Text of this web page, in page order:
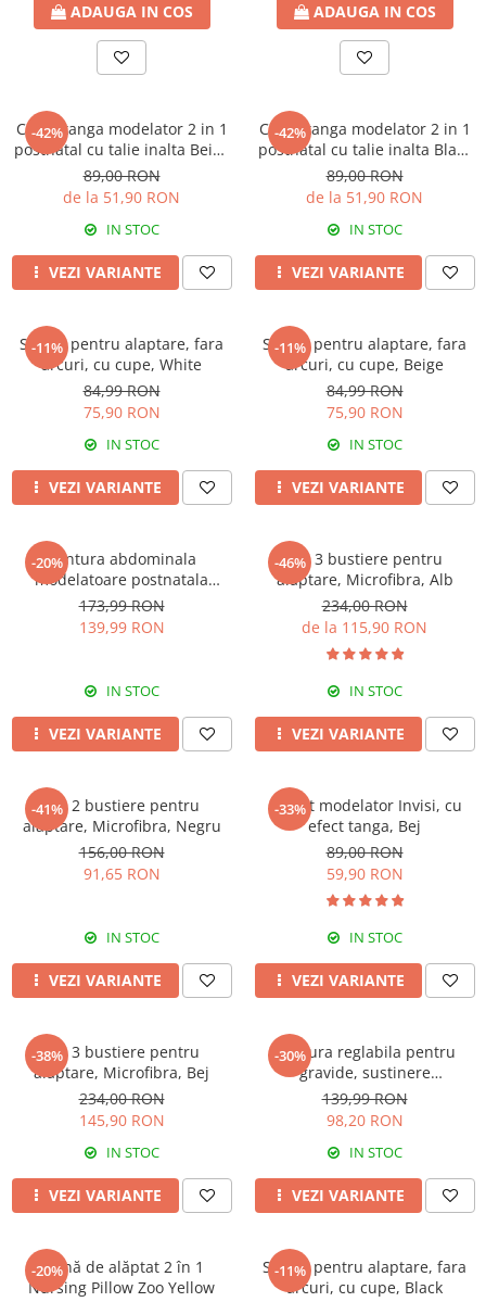
ADAUGA IN COS ADAUGA IN COS
-42%
Chilot tanga modelator 2 in 1
postnatal cu talie inalta Beige
Rose Girl
89,00 RON
de la 51,90 RON
IN STOC
VEZI VARIANTE
-42%
Chilot tanga modelator 2 in 1
postnatal cu talie inalta Black
Rose Girl
89,00 RON
de la 51,90 RON
IN STOC
VEZI VARIANTE
-11%
Sutien pentru alaptare, fara
arcuri, cu cupe, White
84,99 RON
75,90 RON
IN STOC
VEZI VARIANTE
-11%
Sutien pentru alaptare, fara
arcuri, cu cupe, Beige
84,99 RON
75,90 RON
IN STOC
VEZI VARIANTE
-20%Centura abdominala
modelatoare postnatala
PREMIUM, prindere velcro,
Beige
173,99 RON
139,99 RON
IN STOC
VEZI VARIANTE
-46%
Set 3 bustiere pentru
alaptare, Microfibra, Alb
234,00 RON
de la 115,90 RON
IN STOC
VEZI VARIANTE
-41%
Set 2 bustiere pentru
alaptare, Microfibra, Negru
156,00 RON
91,65 RON
IN STOC
VEZI VARIANTE
-33%
Colant modelator Invisi, cu
efect tanga, Bej
89,00 RON
59,90 RON
IN STOC
VEZI VARIANTE
-38%
Set 3 bustiere pentru
alaptare, Microfibra, Bej
234,00 RON
145,90 RON
IN STOC
VEZI VARIANTE
-30%
Centura reglabila pentru
gravide, sustinere
abdominala in timpul sarcinii,
White
139,99 RON
98,20 RON
IN STOC
VEZI VARIANTE
-20%
Pernă de alăptat 2 în 1
Nursing Pillow Zoo Yellow
-11%
Sutien pentru alaptare, fara
arcuri, cu cupe, Black